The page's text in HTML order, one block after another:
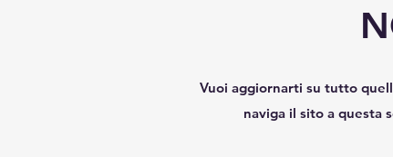
Vuoi aggiornarti su tutto
naviga il sito a questa